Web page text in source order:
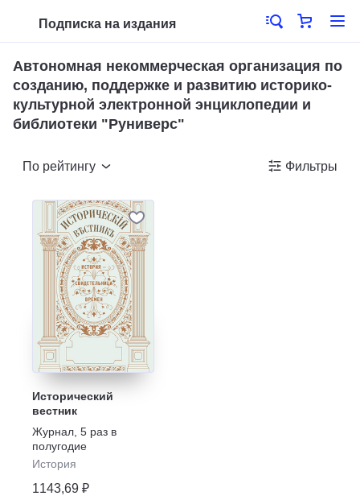
Подписка на издания
Автономная некоммерческая организация по
созданию, поддержке и развитию историко-
культурной электронной энциклопедии и
библиотеки "Руниверс"
По рейтингу Фильтры
Исторический
вестник
Журнал 5 раз в
полугодие
История
1143,69 ₽